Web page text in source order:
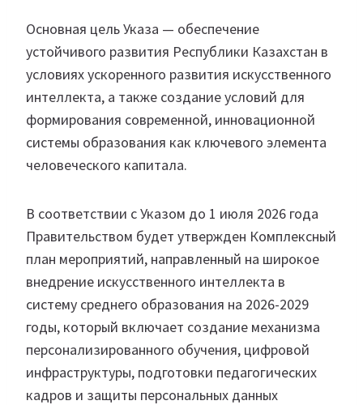
Основная цель Указа — обеспечение
устойчивого развития Республики Казахстан в
условиях ускоренного развития искусственного
интеллекта, а также создание условий для
формирования современной, инновационной
системы образования как ключевого элемента
человеческого капитала.
В соответствии с Указом до 1 июля 2026 года
Правительством будет утвержден Комплексный
план мероприятий, направленный на широкое
внедрение искусственного интеллекта в
систему среднего образования на 2026-2029
годы, который включает создание механизма
персонализированного обучения, цифровой
инфраструктуры, подготовки педагогических
кадров и защиты персональных данных